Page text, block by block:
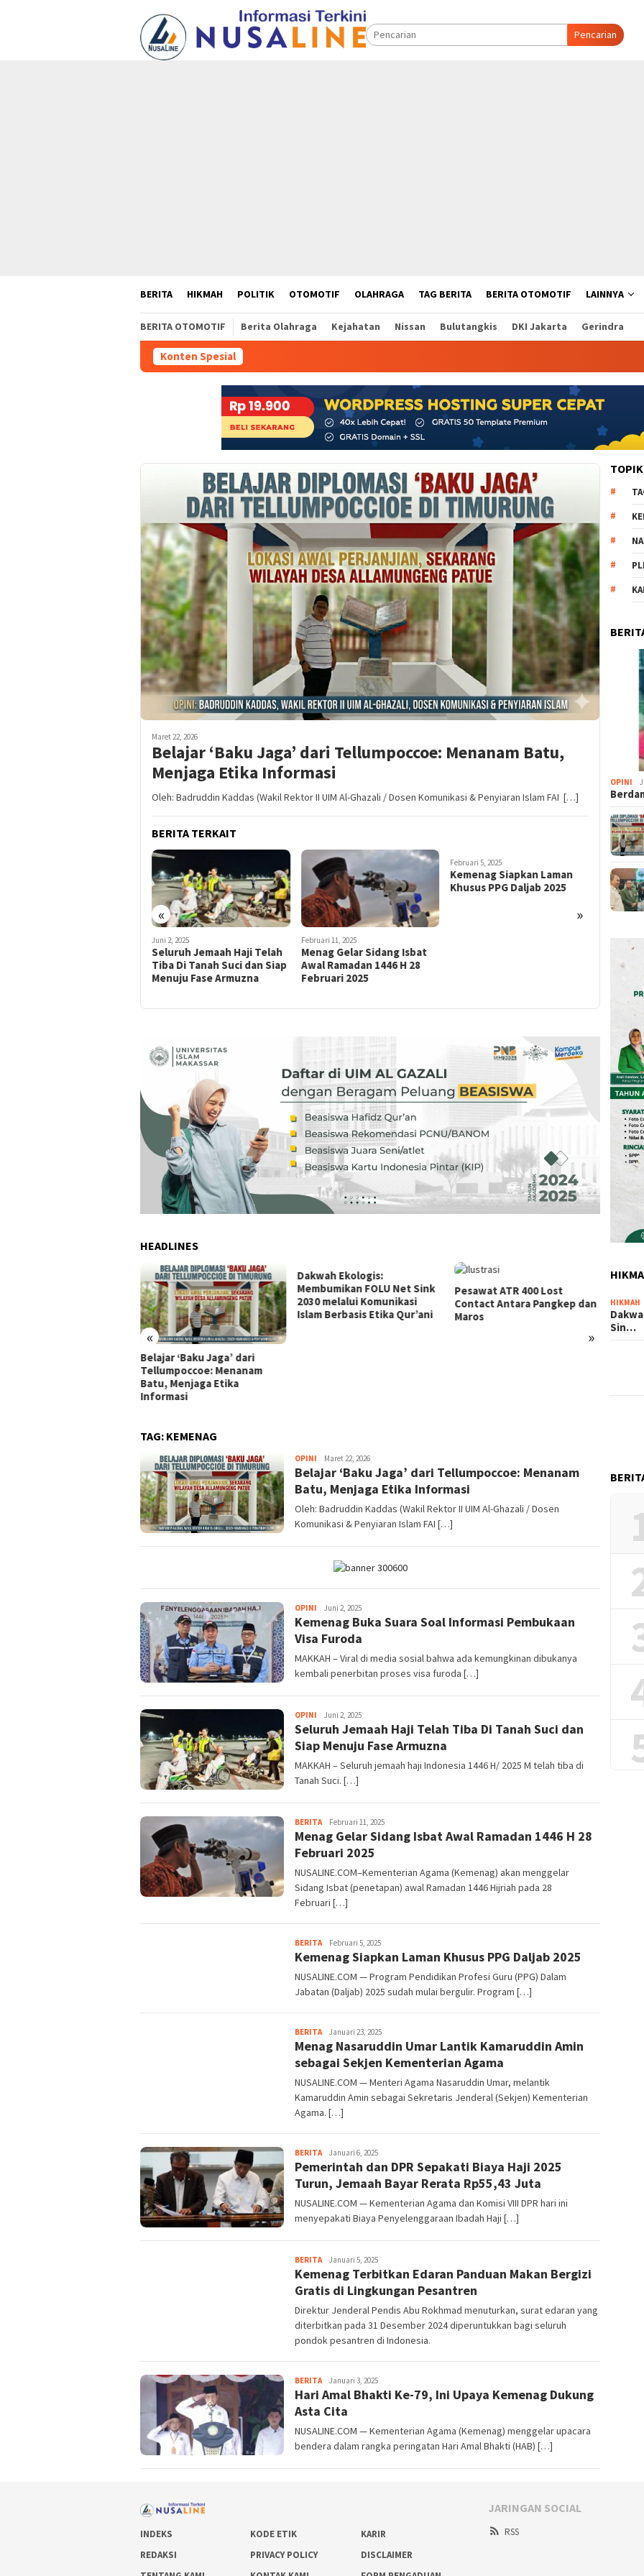
Pencarian
BERITA HIKMAH POLITIK OTOMOTIF OLAHRAGA TAG BERITA BERITA OTOMOTIF LAINNYA
BERITA OTOMOTIF Berita Olahraga Kejahatan Nissan Bulutangkis DKI Jakarta Gerindra
Konten Spesial
Maret 22, 2026
Belajar ‘Baku Jaga’ dari Tellumpoccoe: Menanam Batu,
Menjaga Etika Informasi
Oleh: Badruddin Kaddas (Wakil Rektor II UIM Al-Ghazali / Dosen Komunikasi & Penyiaran Islam FAI […]
BERITA TERKAIT
« »
Juni 2, 2025
Seluruh Jemaah Haji Telah
Tiba Di Tanah Suci dan Siap
Menuju Fase Armuzna
Februari 11, 2025
Menag Gelar Sidang Isbat
Awal Ramadan 1446 H 28
Februari 2025
Februari 5, 2025
Kemenag Siapkan Laman
Khusus PPG Daljab 2025
Menag
Lantik
HEADLINES
« »
Belajar ‘Baku Jaga’ dari
Tellumpoccoe: Menanam
Batu, Menjaga Etika
Informasi
Dakwah Ekologis:
Membumikan FOLU Net Sink
2030 melalui Komunikasi
Islam Berbasis Etika Qur’ani
Pesawat ATR 400 Lost
Contact Antara Pangkep dan
Maros
TAG: KEMENAG
OPINI admin
Maret 22, 2026
Belajar ‘Baku Jaga’ dari Tellumpoccoe: Menanam
Batu, Menjaga Etika Informasi
Oleh: Badruddin Kaddas (Wakil Rektor II UIM Al-Ghazali / Dosen
Komunikasi & Penyiaran Islam FAI […]
OPINI Ilham
Juni 2, 2025
Kemenag Buka Suara Soal Informasi Pembukaan
Visa Furoda
MAKKAH – Viral di media sosial bahwa ada kemungkinan dibukanya
kembali penerbitan proses visa furoda […]
OPINI Ilham
Juni 2, 2025
Seluruh Jemaah Haji Telah Tiba Di Tanah Suci dan
Siap Menuju Fase Armuzna
MAKKAH – Seluruh jemaah haji Indonesia 1446 H/ 2025 M telah tiba di
Tanah Suci. […]
BERITAUsman
Pala
Februari 11, 2025
Menag Gelar Sidang Isbat Awal Ramadan 1446 H 28
Februari 2025
NUSALINE.COM–Kementerian Agama (Kemenag) akan menggelar
Sidang Isbat (penetapan) awal Ramadan 1446 Hijriah pada 28
Februari […]
BERITAUsman
Pala
Februari 5, 2025
Kemenag Siapkan Laman Khusus PPG Daljab 2025
NUSALINE.COM — Program Pendidikan Profesi Guru (PPG) Dalam
Jabatan (Daljab) 2025 sudah mulai bergulir. Program […]
BERITAUsman
Pala
Januari 23, 2025
Menag Nasaruddin Umar Lantik Kamaruddin Amin
sebagai Sekjen Kementerian Agama
NUSALINE.COM — Menteri Agama Nasaruddin Umar, melantik
Kamaruddin Amin sebagai Sekretaris Jenderal (Sekjen) Kementerian
Agama. […]
BERITAUsman
Pala
Januari 6, 2025
Pemerintah dan DPR Sepakati Biaya Haji 2025
Turun, Jemaah Bayar Rerata Rp55,43 Juta
NUSALINE.COM — Kementerian Agama dan Komisi VIII DPR hari ini
menyepakati Biaya Penyelenggaraan Ibadah Haji […]
BERITAUsman
Pala
Januari 5, 2025
Kemenag Terbitkan Edaran Panduan Makan Bergizi
Gratis di Lingkungan Pesantren
Direktur Jenderal Pendis Abu Rokhmad menuturkan, surat edaran yang
diterbitkan pada 31 Desember 2024 diperuntukkan bagi seluruh
pondok pesantren di Indonesia.
BERITAUsman
Pala
Januari 3, 2025
Hari Amal Bhakti Ke-79, Ini Upaya Kemenag Dukung
Asta Cita
NUSALINE.COM — Kementerian Agama (Kemenag) menggelar upacara
bendera dalam rangka peringatan Hari Amal Bhakti (HAB) […]
OPINI
HIKMAH
Sin…
INDEKS KODE ETIK
KARIR
REDAKSI
PRIVACY POLICY
DISCLAIMER
JARINGAN SOCIAL
RSS